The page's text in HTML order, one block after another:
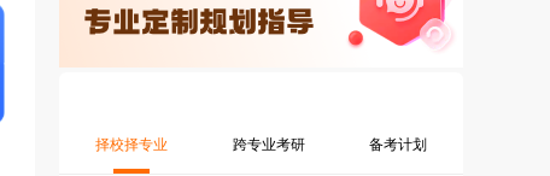
择校择专业 跨专业考研 备考计划